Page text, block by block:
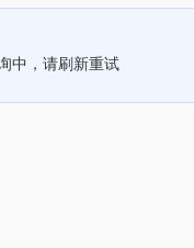
中，请刷新重试